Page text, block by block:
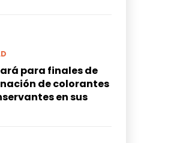
para finales de
de colorantes
en sus